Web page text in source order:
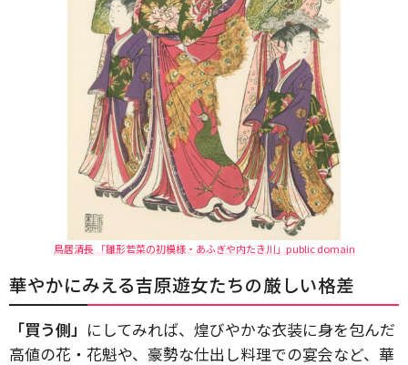
鳥居清長 「雛形若菜の初模様・あふぎや内たき川」public domain
華やかにみえる吉原遊女たちの厳しい格差
「買う側」 にしてみれば、煌びやかな衣装に身を包んだ
高値の花・花魁や、豪勢な仕出し料理での宴会など、華